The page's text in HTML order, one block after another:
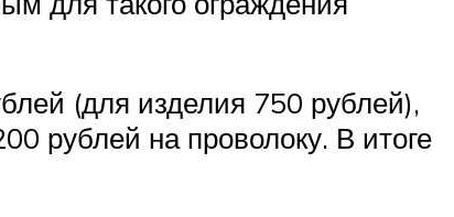
(для изделия 750 рублей),
рублей на проволоку. В итоге